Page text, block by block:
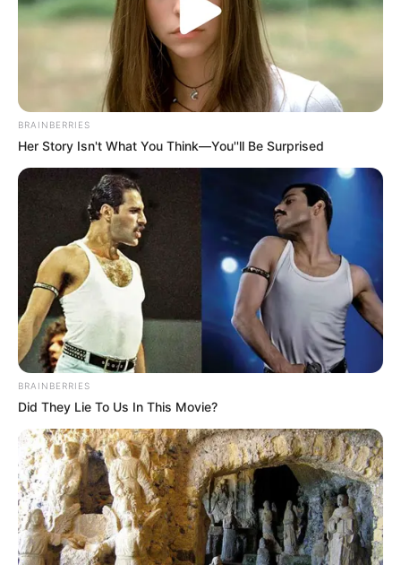
BRAINBERRIES
Her Story Isn't What You Think—You''ll Be Surprised
BRAINBERRIES
Did They Lie To Us In This Movie?